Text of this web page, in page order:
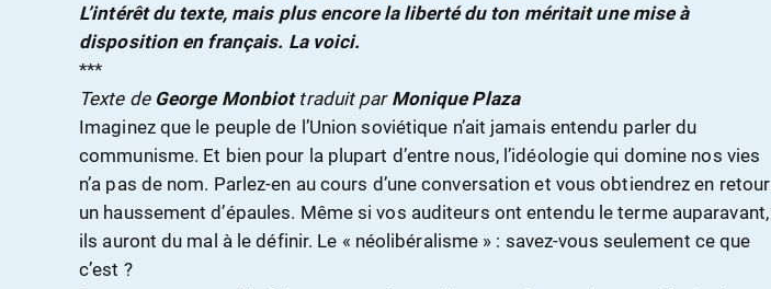
L’intérêt du texte, mais plus encore la liberté du ton méritait une mise à
disposition en français. La voici.
***
Texte de George Monbiottraduit par Monique Plaza
Imaginez que le peuple de l’Union soviétique n’ait jamais entendu parler du
communisme. Et bien pour la plupart d’entre nous, l’idéologie qui domine nos vies
n’a pas de nom. Parlez-en au cours d’une conversation et vous obtiendrez en retour
un haussement d’épaules. Même si vos auditeurs ont entendu le terme auparavant,
ils auront du mal à le définir. Le « néolibéralisme » : savez-vous seulement ce que
c’est ?